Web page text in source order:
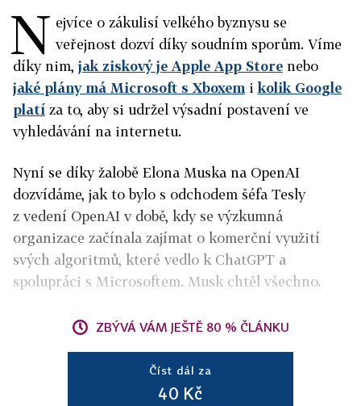
N ejvíce o zákulisí velkého byznysu se
veřejnost dozví díky soudním sporům. Víme
díky nim,jak ziskový je Apple App Store nebo
jaké plány má Microsoft s Xboxem ikolik Google
platí za to, aby si udržel výsadní postavení ve
vyhledávání na internetu.
Nyní se díky žalobě Elona Muska na OpenAI
dozvídáme, jak to bylo s odchodem šéfa Tesly
z vedení OpenAI v době, kdy se výzkumná
organizace začínala zajímat o komerční využití
svých algoritmů, které vedlo k ChatGPT a
spolupráci s Microsoftem. Musk chtěl všechno.
ZBÝVÁ VÁM JEŠTĚ 80 % ČLÁNKU
Číst dál za
40 Kč